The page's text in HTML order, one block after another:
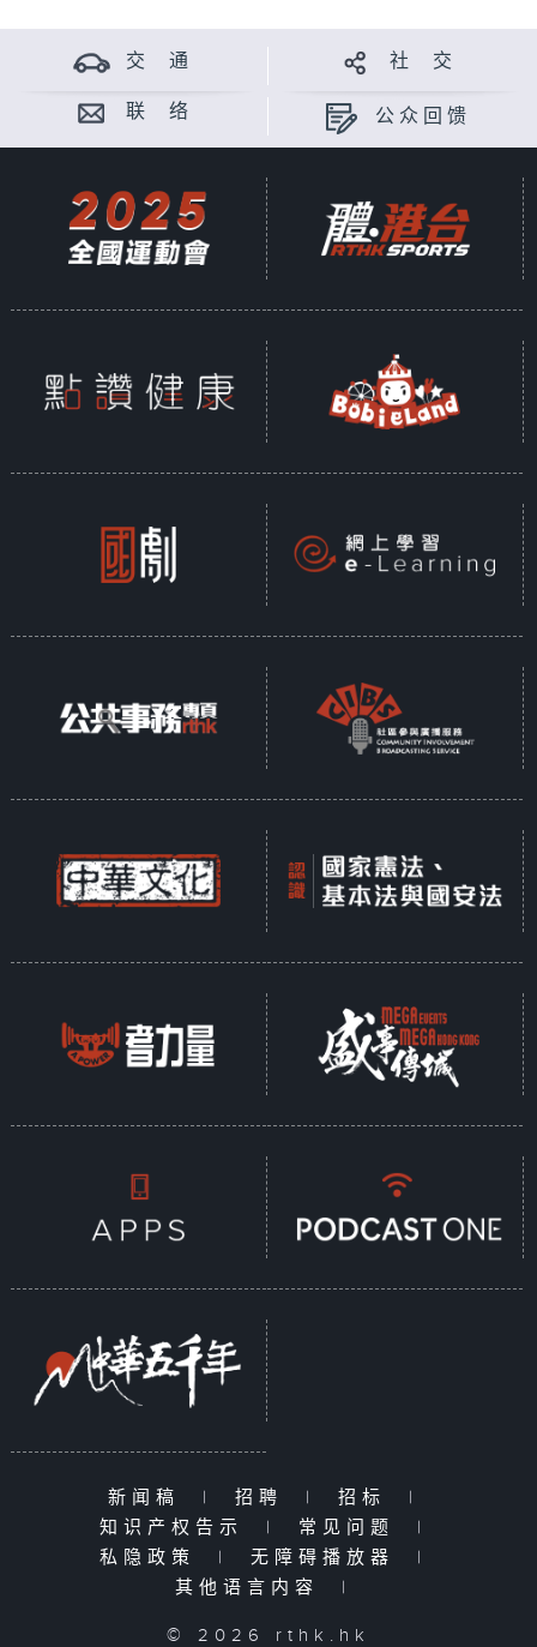
交 通 社 交
联 络 公众回馈
新闻稿 | 招聘 | 招标
|
知识产权告示
| 常见问题
|
私隐政策
| 无障碍播放器
|
其他语言内容
|
© 2026 rthk.hk